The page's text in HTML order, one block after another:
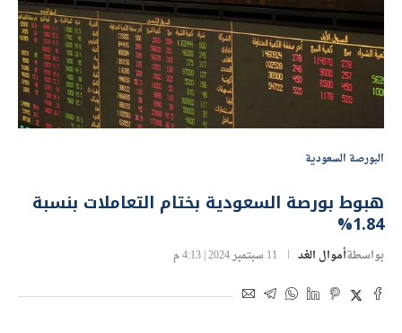
البورصة السعودية
هبوط بورصة السعودية بختام التعاملات بنسبة
1.84%
بواسطةأموال الغد 11 سبتمبر 2024 | 4:13 م